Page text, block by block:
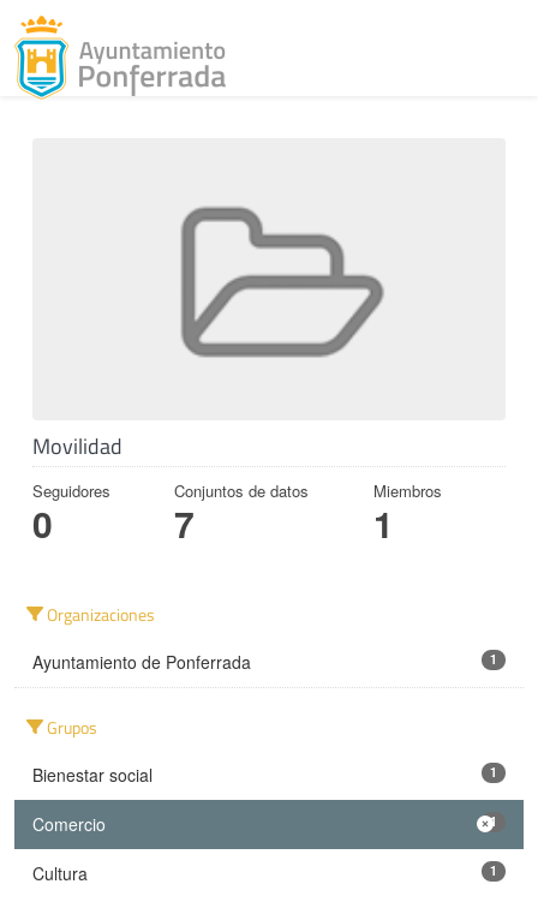
Movilidad
Seguidores
0
Conjuntos de datos
7
Miembros
1
Organizaciones
Ayuntamiento de Ponferrada 1
Grupos
Bienestar social 1
Comercio 1
Cultura 1